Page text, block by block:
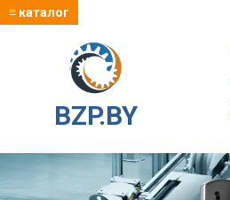
≡ каталог
BZP.BY